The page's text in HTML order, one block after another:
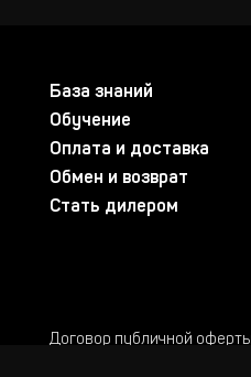
База знаний
Обучение
Оплата и доставка
Обмен и возврат
Стать дилером
Договор публичной оферты